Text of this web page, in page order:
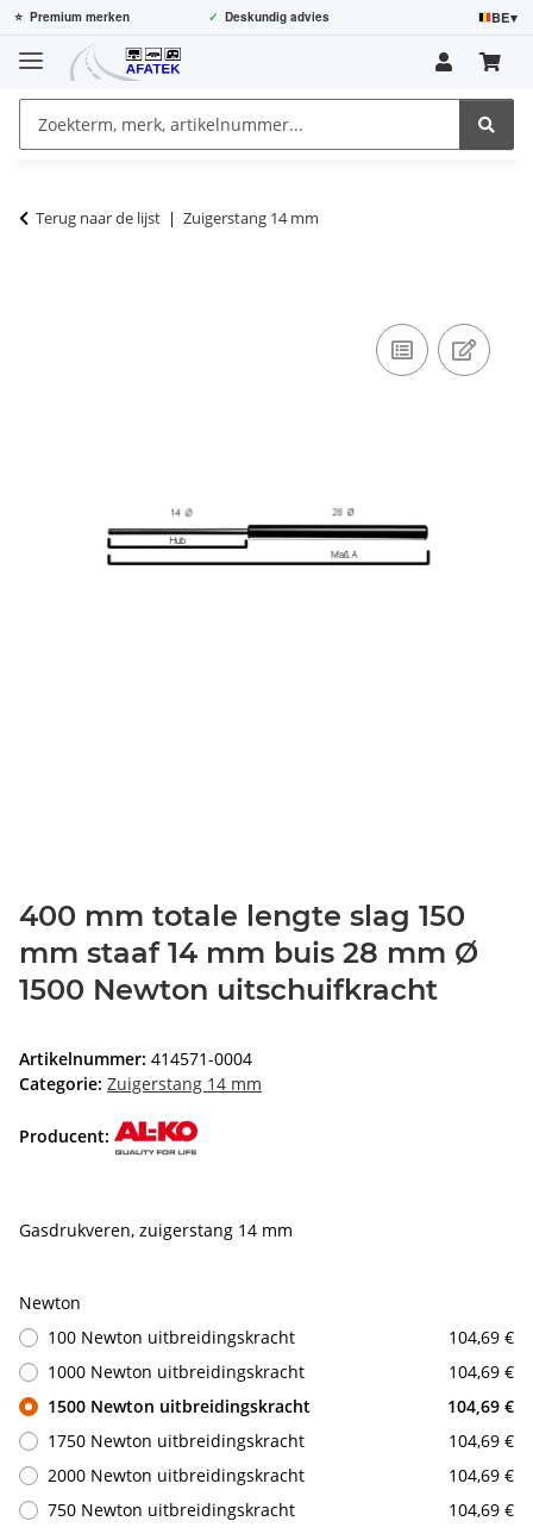
⭐ Premium merken ✓ Deskundig advies BE▾
Terug naar de lijst Zuigerstang 14 mm
400 mm totale lengte slag 150
mm staaf 14 mm buis 28 mm Ø
1500 Newton uitschuifkracht
Artikelnummer: 414571-0004
Categorie: Zuigerstang 14 mm
Producent:
Gasdrukveren, zuigerstang 14 mm
Newton
100 Newton uitbreidingskracht
104,69 €
1000 Newton uitbreidingskracht
104,69 €
1500 Newton uitbreidingskracht
104,69 €
1750 Newton uitbreidingskracht
104,69 €
2000 Newton uitbreidingskracht
104,69 €
750 Newton uitbreidingskracht
104,69 €